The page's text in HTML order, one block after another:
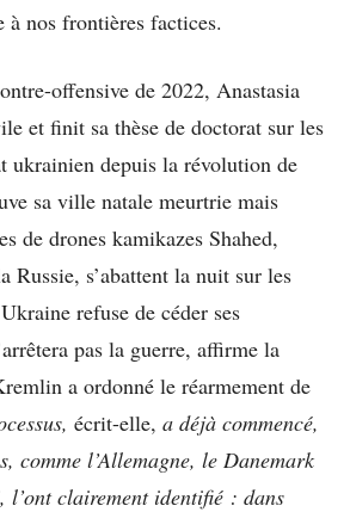
nos frontières factices.
offensive de 2022, Anastasia
et finit sa thèse de doctorat sur les
ukrainien depuis la révolution de
sa ville natale meurtrie mais
de drones kamikazes Shahed,
Russie, s’abattent la nuit sur les
refuse de céder ses
pas la guerre, affirme la
a ordonné le réarmement de
écrit-elle, a déjà commencé,
comme l’Allemagne, le Danemark
l’ont clairement identifié : dans